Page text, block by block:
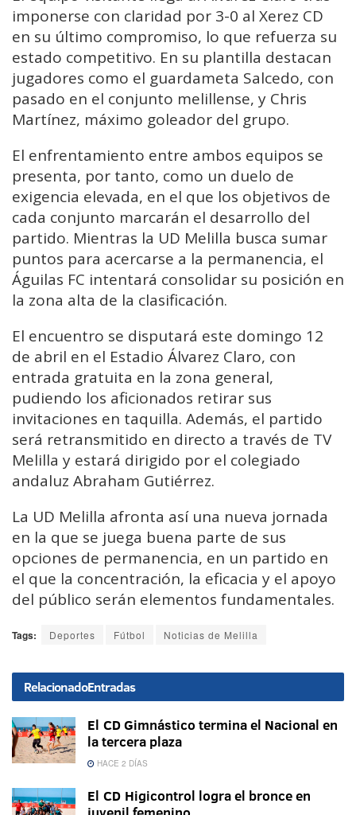
imponerse con claridad por 3-0 al Xerez CD
en su último compromiso, lo que refuerza su
estado competitivo. En su plantilla destacan
jugadores como el guardameta Salcedo, con
pasado en el conjunto melillense, y Chris
Martínez, máximo goleador del grupo.
El enfrentamiento entre ambos equipos se
presenta, por tanto, como un duelo de
exigencia elevada, en el que los objetivos de
cada conjunto marcarán el desarrollo del
partido. Mientras la UD Melilla busca sumar
puntos para acercarse a la permanencia, el
Águilas FC intentará consolidar su posición en
la zona alta de la clasificación.
El encuentro se disputará este domingo 12
de abril en el Estadio Álvarez Claro, con
entrada gratuita en la zona general,
pudiendo los aficionados retirar sus
invitaciones en taquilla. Además, el partido
será retransmitido en directo a través de TV
Melilla y estará dirigido por el colegiado
andaluz Abraham Gutiérrez.
La UD Melilla afronta así una nueva jornada
en la que se juega buena parte de sus
opciones de permanencia, en un partido en
el que la concentración, la eficacia y el apoyo
del público serán elementos fundamentales.
Tags: Deportes Fútbol Noticias de Melilla
RelacionadoEntradas
El CD Gimnástico termina el Nacional en
la tercera plaza
HACE 2 DÍAS
El CD Higicontrol logra el bronce en